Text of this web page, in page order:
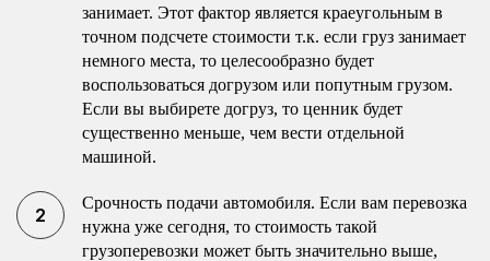
занимает. Этот фактор является краеугольным в
точном подсчете стоимости т.к. если груз занимает
немного места, то целесообразно будет
воспользоваться догрузом или попутным грузом.
Если вы выбирете догруз, то ценник будет
существенно меньше, чем вести отдельной
машиной.
Срочность подачи автомобиля. Если вам перевозка
нужна уже сегодня, то стоимость такой
грузоперевозки может быть значительно выше,